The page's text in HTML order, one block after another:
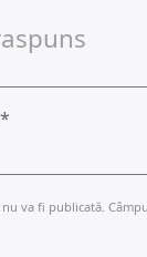
nu va fi publicată.